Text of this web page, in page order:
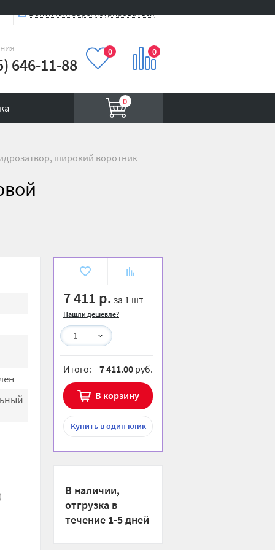
Войти или зарегистрироваться
646-11-88
0 0
0
Вход на сайт
широкий воротник
7 411 р. за 1 шт
Нашли дешевле?
1
Итого: 7 411.00 руб.
В корзину
Купитьв один клик
В наличии,
отгрузка в
течение 1-5 дней